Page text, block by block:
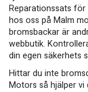
Reparationssats
hos oss på Malm
bromsbackar är
webbutik.
din egen säkerhets
Hittar du inte
Motors så hjälper vi